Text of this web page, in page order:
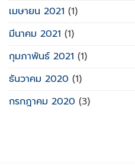
เมษายน 2021 (1)
มีนาคม 2021 (1)
กุมภาพันธ์ 2021 (1)
ธันวาคม 2020 (1)
กรกฎาคม 2020 (3)